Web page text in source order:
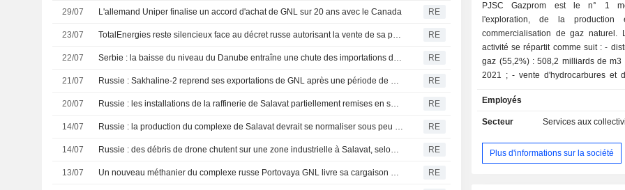
29/07 L'allemand Uniper finalise un accord d'achat de GNL sur 20 ans avec le Canada RE
23/07 TotalEnergies reste silencieux face au décret russe autorisant la vente de sa participation dans Arctic LNG 2 RE
22/07 Serbie : la baisse du niveau du Danube entraîne une chute des importations de carburant, selon la ministre de l'Énergie RE
21/07 Russie : Sakhaline-2 reprend ses exportations de GNL après une période de maintenance RE
20/07 Russie : les installations de la raffinerie de Salavat partiellement remises en service après les frappes ukrainiennes, selon Interfax RE
14/07 Russie : la production du complexe de Salavat devrait se normaliser sous peu après une attaque de drone RE
14/07 Russie : des débris de drone chutent sur une zone industrielle à Salavat, selon les autorités RE
13/07 Un nouveau méthanier du complexe russe Portovaya GNL livre sa cargaison à la Chine RE
PJSC Gazprom est le n° 1
l'exploration, de la
commercialisation de gaz naturel.
activité se répartit comme suit : - distribution de
gaz (55,2%) : 508,2 milliards de m3
2021 ; - vente d'hydrocarbures et de produits
exploration, production et vente de
et de gaz condensé (8,6%) : 25,3 Mt
(5,8%) ; - transport de gaz (2,2%) ; - autres
(2,9%).
Employés
Secteur Services aux
Plus d'informations sur la société